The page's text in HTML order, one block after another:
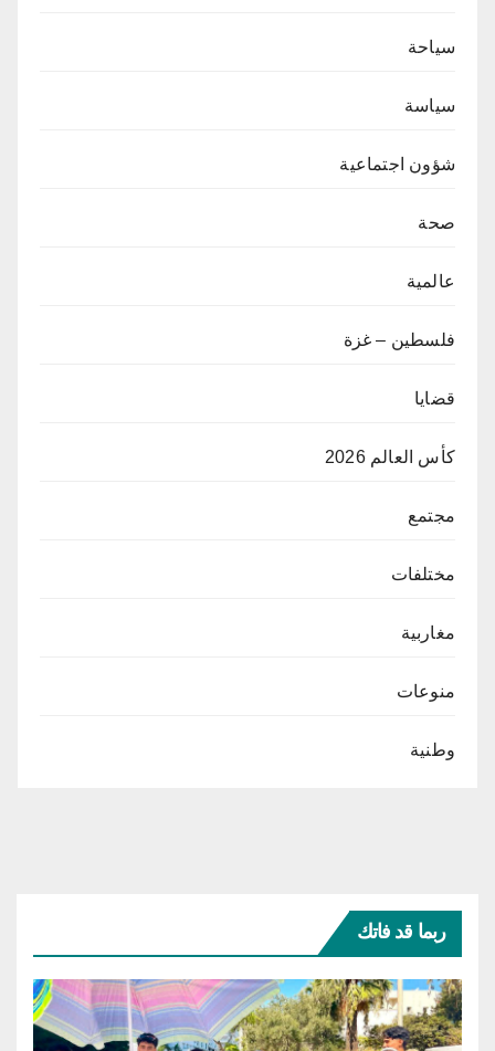
سياحة
سياسة
شؤون اجتماعية
صحة
عالمية
فلسطين – غزة
قضايا
كأس العالم 2026
مجتمع
مختلفات
مغاربية
منوعات
وطنية
ربما قد فاتك